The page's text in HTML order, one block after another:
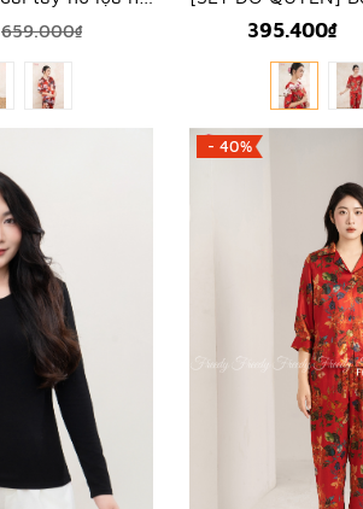
659.000₫ 395.400₫
- 40%